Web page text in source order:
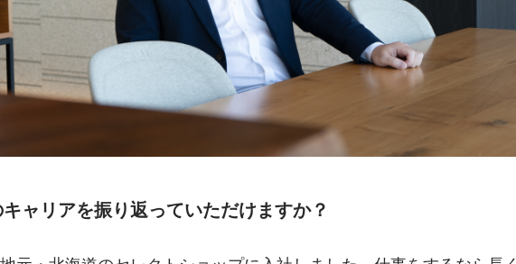
ャリアを振り返っていただけますか？